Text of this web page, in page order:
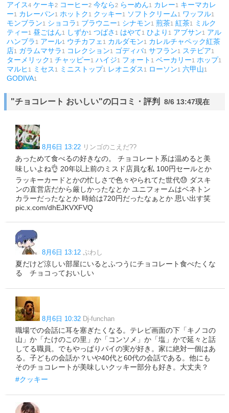
アイス4 ケーキ2 コーヒー2 今なら2 らーめん1 カレー1
キーマカレ
ー1 カレーパン1 ホットク 1 クッキー1 ソフトクリーム1 ワッフル1
モンブラン1 ショコラ 1 ブラウニー1 シナモン1 煎茶1 紅茶1
ミルク
ティー1 昼ごはん1 しずか1 つばさ 1 はやて1 ひより 1 アブサン1
アル
ハンブラ 1 アール1 ウチカフェ 1 カルダモン1
カレルチャペック紅茶
店1 ガラムマサラ 1 コレクション1 ゴディバ1 サフラン1 ステビア1
ターメリック 1 チャッピー1 ハイジ1 フォート 1 ベーカリー1 ホップ1
マルヒ 1 ミセス 1 ミニストップ1 レオニダス 1 ローソン1 六甲山1
GODIVA1
"チョコレート おいしい"の口コミ・評判 8/6 13:47現在
8月6日 13:22 リンゴのこえだ??
あっためて食べるの好きなの。 チョコレート系は温めると美
味しいよね👌 20年以上前のミスド店員な私 100円セールとか
ラッキーカードとかの忙しさで色々やられてた世代😓 ダスキ
ンの直営店だから厳しかったなとか ユニフォームはベネトン
カラーだったなとか 時給は720円だったなぁとか 思い出す笑
pic.x.com/dhEJKVXFVQ
8月6日 13:12 ぷわし
夏だけど涼しい部屋にいるとふつうにチョコレート食べたくな
る チョコっておいしい
8月6日 10:32 Dj-funchan
職場での会話に耳を塞ぎたくなる。テレビ画面の下「キノコの
山」か「たけのこの里」か「コンソメ」か「塩」かで延々と話
してる職員。でもやっぱりパイの実が好き。家に絶対一個はあ
る。子どもの会話か？いや40代と60代の会話である。他にも
そのチョコレートが美味しいクッキー部分も好き。大丈夫？
#クッキー